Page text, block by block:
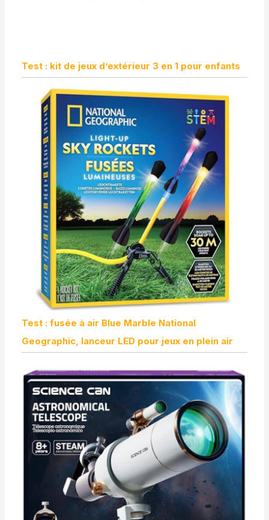
Test : kit de jeux d’extérieur 3 en 1 pour enfants
Test : fusée à air Blue Marble National
Geographic, lanceur LED pour jeux en plein air